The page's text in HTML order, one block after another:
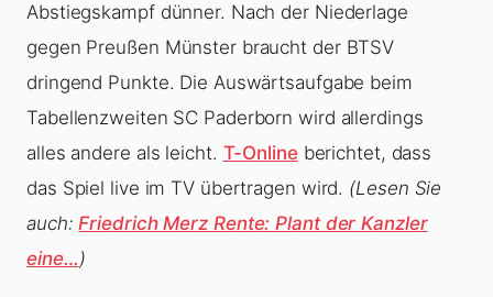
Abstiegskampf dünner. Nach der Niederlage
gegen Preußen Münster braucht der BTSV
dringend Punkte. Die Auswärtsaufgabe beim
Tabellenzweiten SC Paderborn wird allerdings
alles andere als leicht. T-Onlineberichtet, dass
das Spiel live im TV übertragen wird. (Lesen Sie
auch:Friedrich Merz Rente: Plant der Kanzler
eine…)